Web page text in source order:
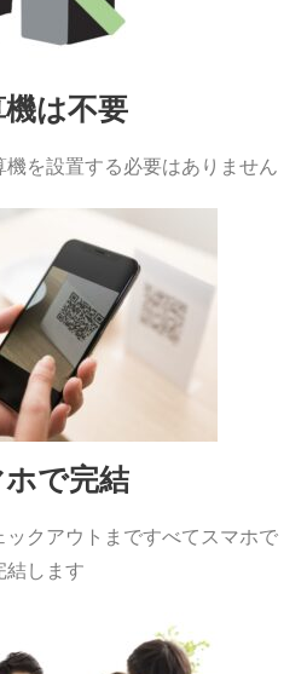
は不要​
を​設置する必要はありません
で完結
クアウトまですべてスマホで
結します